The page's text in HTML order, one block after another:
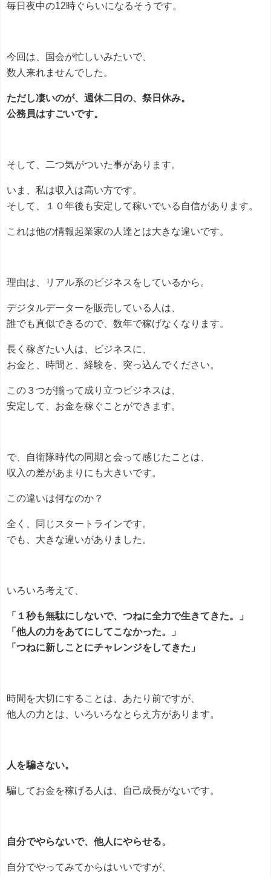
毎日夜中の12時ぐらいになるそうです。
今回は、国会が忙しいみたいで、
数人来れませんでした。
ただし凄いのが、週休二日の、祭日休み。
公務員はすごいです。
そして、二つ気がついた事があります。
いま、私は収入は高い方です。
そして、１０年後も安定して稼いでいる自信があります。
これは他の情報起業家の人達とは大きな違いです。
理由は、リアル系のビジネスをしているから。
デジタルデーターを販売している人は、
誰でも真似できるので、数年で稼げなくなります。
長く稼ぎたい人は、ビジネスに、
お金と、時間と、経験を、突っ込んでください。
この３つが揃って成り立つビジネスは、
安定して、お金を稼ぐことができます。
で、自衛隊時代の同期と会って感じたことは、
収入の差があまりにも大きいです。
この違いは何なのか？
全く、同じスタートラインです。
でも、大きな違いがありました。
いろいろ考えて、
「１秒も無駄にしないで、つねに全力で生きてきた。」
「他人の力をあてにしてこなかった。」
「つねに新しことにチャレンジをしてきた」
時間を大切にすることは、あたり前ですが、
他人の力とは、いろいろなとらえ方があります。
人を騙さない。
騙してお金を稼げる人は、自己成長がないです。
自分でやらないで、他人にやらせる。
自分でやってみてからはいいですが、